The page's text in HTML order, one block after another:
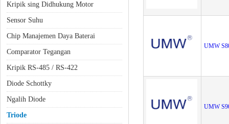
Kripik sing Didhukung Motor
Sensor Suhu
Chip Manajemen Daya Baterai
Comparator Tegangan
Kripik RS-485 / RS-422
Diode Schottky
Ngalih Diode
Triode
UMW
UMW